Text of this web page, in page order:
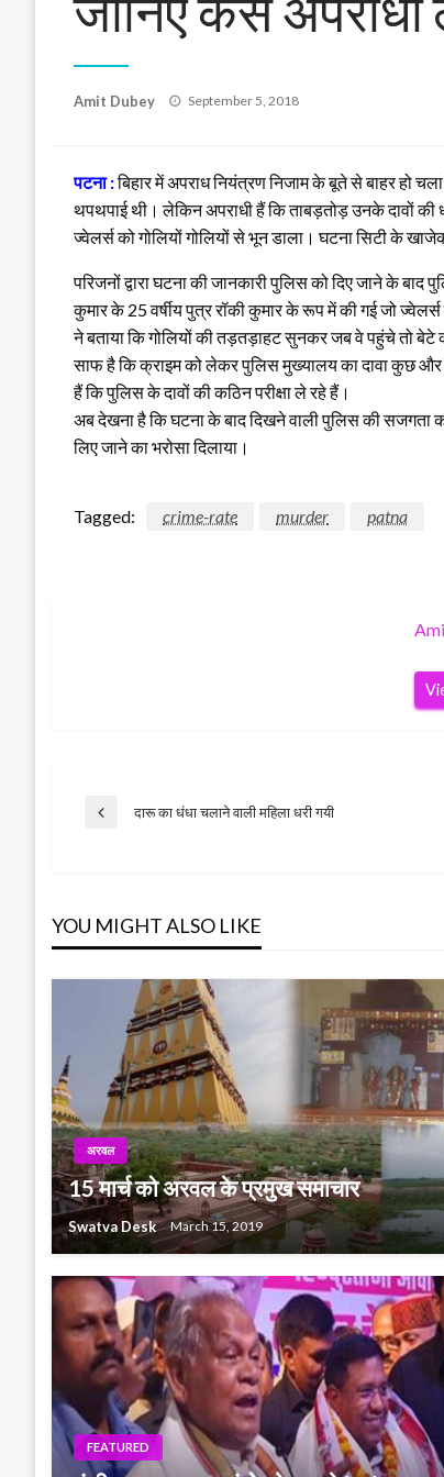
Amit Dubey
Posted
September 5, 2018
पटना :बिहार में अपराध नियंत्रण निजाम के बूते से बाहर हो
थपथपाई थी। लेकिन अपराधी हैं कि ताबड़तोड़ उनके दावों की
ज्वेलर्स को गोलियों गोलियों से भून डाला। घटना सिटी के
परिजनों द्वारा घटना की जानकारी पुलिस को दिए जाने के
कुमार के 25 वर्षीय पुत्र रॉकी कुमार के रूप में की गई जो
ने बताया कि गोलियों की तड़तड़ाहट सुनकर जब वे पहुंचे तो बेटे
साफ है कि क्राइम को लेकर पुलिस मुख्यालय का दावा कुछ और
हैं कि पुलिस के दावों की कठिन परीक्षा ले रहे हैं।
अब देखना है कि घटना के बाद दिखने वाली पुलिस की सजगता
लिए जाने का भरोसा दिलाया।
Tagged: crime-rate murder patna
Post
Previous
दारू का धंधा चलाने वाली महिला धरी गयी
YOU MIGHT ALSO LIKE
अरवल
15 मार्च को अरवल के प्रमुख समाचार
Swatva Desk March 15, 2019
FEATURED